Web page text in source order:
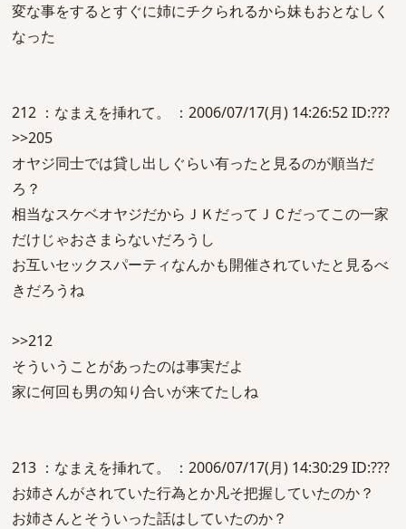
変な事をするとすぐに姉にチクられるから妹もおとなしく
なった
212 ：なまえを挿れて。 ：2006/07/17(月) 14:26:52 ID:???
>>205
オヤジ同士では貸し出しぐらい有ったと見るのが順当だ
ろ？
相当なスケベオヤジだからＪＫだってＪＣだってこの一家
だけじゃおさまらないだろうし
お互いセックスパーティなんかも開催されていたと見るべ
きだろうね
>>212
そういうことがあったのは事実だよ
家に何回も男の知り合いが来てたしね
213 ：なまえを挿れて。 ：2006/07/17(月) 14:30:29 ID:???
お姉さんがされていた行為とか凡そ把握していたのか？
お姉さんとそういった話はしていたのか？